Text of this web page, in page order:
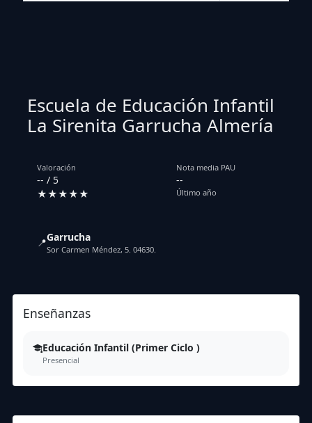
Escuela de Educación Infantil
La Sirenita Garrucha Almería
Valoración
-- / 5
★★★★★
Nota media PAU
--
Último año
📍Garrucha
Sor Carmen Méndez, 5. 04630.
Enseñanzas
Educación Infantil (Primer Ciclo )
Presencial